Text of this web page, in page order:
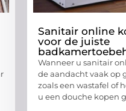
Sanitair online
voor de juiste
Wanneer u sanitair
de aandacht vaak op
zoals een wastafel of
u een douche kopen